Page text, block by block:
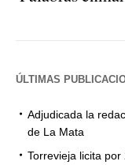
ÚLTIMAS
Adjudicada la
de La Mata
Torrevieja licita